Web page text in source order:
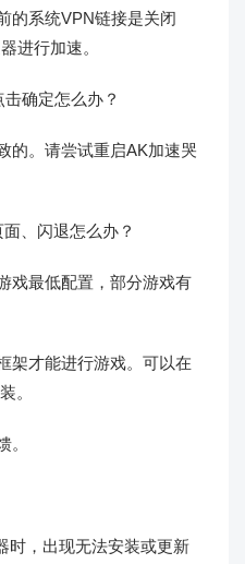
的系统VPN链接是关闭
进行加速。
确定怎么办？
的。请尝试重启AK加速哭
、闪退怎么办？
戏最低配置，部分游戏有
架才能进行游戏。可以在
。
。
时，出现无法安装或更新